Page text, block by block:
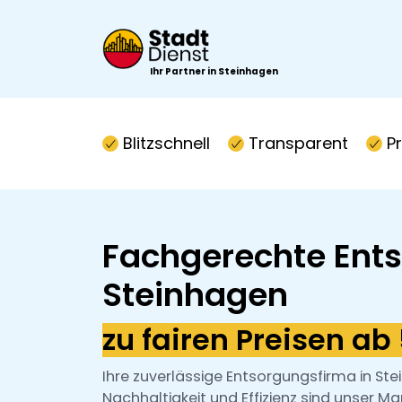
Ihr Partner in Steinhagen
Blitzschnell Transparent
Fachgerechte
Steinhagen
zu fairen Preisen
Ihre zuverlässige Entsorgungsfirma in
Nachhaltigkeit und Effizienz sind unser